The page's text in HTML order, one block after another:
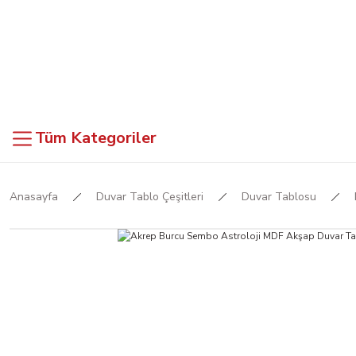
Tüm Kategoriler
Anasayfa Duvar Tablo Çeşitleri Duvar Tablosu